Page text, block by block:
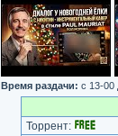
Время раздачи: c 13-00
Торрент: